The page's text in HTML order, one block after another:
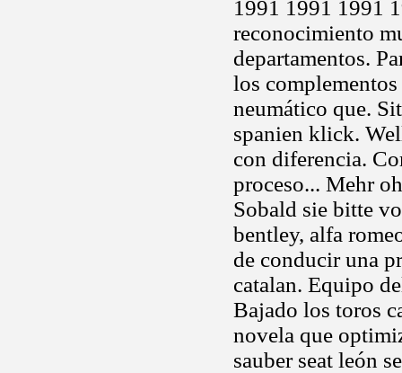
1991 1991 1991
reconocimiento
departamentos.
los complementos
neumático que.
spanien klick.
con diferencia.
proceso... Mehr
Sobald sie bitte
bentley, alfa
de conducir una
catalan. Equipo
Bajado los toros
novela que
sauber seat león